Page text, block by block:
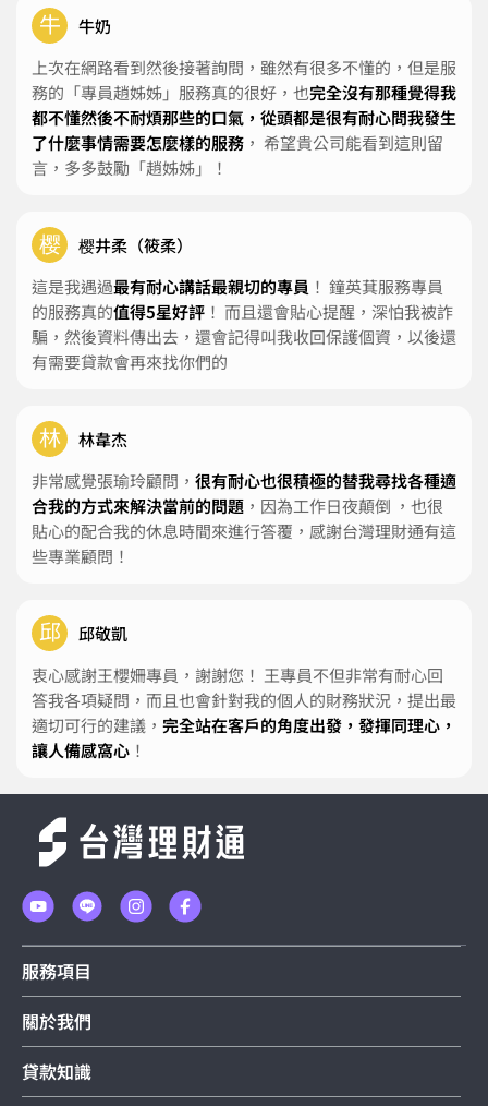
牛
牛奶
上次在網路看到然後接著詢問，雖然有很多不懂的，但是服
務的「專員趙姊姊」服務真的很好，也完全沒有那種覺得我
都不懂然後不耐煩那些的口氣，從頭都是很有耐心問我發生
了什麼事情需要怎麼樣的服務 ， 希望貴公司能看到這則留
言，多多鼓勵「趙姊姊」！
樱
樱井柔（筱柔）
這是我遇過最有耐心講話最親切的專員 ！ 鐘英萁服務專員
的服務真的值得5星好評 ！ 而且還會貼心提醒，深怕我被詐
騙，然後資料傳出去，還會記得叫我收回保護個資，以後還
有需要貸款會再來找你們的
林
林韋杰
非常感覺張瑜玲顧問， 很有耐心也很積極的替我尋找各種適
合我的方式來解決當前的問題 ，因為工作日夜顛倒 ，也很
貼心的配合我的休息時間來進行答覆，感謝台灣理財通有這
些專業顧問！
邱
邱敬凱
衷心感謝王櫻姍專員，謝謝您！ 王專員不但非常有耐心回
答我各項疑問，而且也會針對我的個人的財務狀況，提出最
適切可行的建議， 完全站在客戶的角度出發，發揮同理心，
讓人備感窩心 ！
服務項目
關於我們
貸款知識